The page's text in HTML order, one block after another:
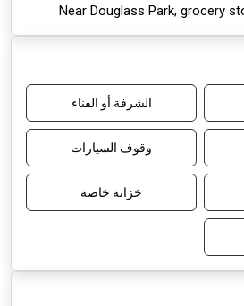
الشرفة أو الفناء
وقوف السيارات
خزانة خاصة